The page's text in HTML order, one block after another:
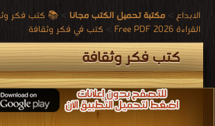
الابداع > مكتبة تحميل الكتب مجانا > 📚 كتب فكر
القراءة 2026 Free PDF
> كتب في فكر وثقافة
كتب فكر وثقافة